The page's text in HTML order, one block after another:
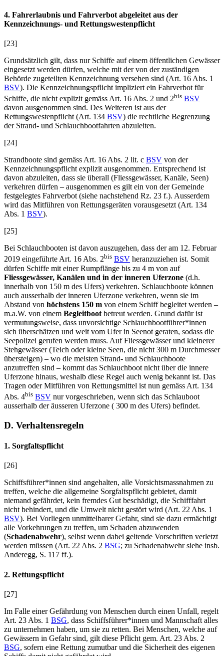
4. Fahrerlaubnis und Fahrverbot abgeleitet aus der
Kennzeichnungs- und Rettungswestenpflicht
[23]
Grundsätzlich gilt, dass nur Schiffe auf einem öffentlichen Gewässer
eingesetzt werden dürfen, welche mit der von der zuständigen
Behörde zugeteilten Kennzeichnung versehen sind (Art. 16 Abs. 1
BSV). Die Kennzeichnungspflicht impliziert ein Fahrverbot für
Schiffe, die nicht explizit gemäss Art. 16 Abs. 2 und 2bis BSV
davon ausgenommen sind. Des Weiteren ist aus der
Rettungswestenpflicht (Art. 134 BSV) die rechtliche Begrenzung
der Strand- und Schlauchbootfahrten abzuleiten.
[24]
Strandboote sind gemäss Art. 16 Abs. 2 lit. c BSV von der
Kennzeichnungspflicht explizit ausgenommen. Entsprechend ist
davon abzuleiten, dass sie überall (Fliessgewässer, Kanäle, Seen)
verkehren dürfen – ausgenommen es gilt ein von der Gemeinde
festgelegtes Fahrverbot (siehe nachstehend Rz. 23 f.). Ausserdem
wird das Mitführen von Rettungsgeräten vorausgesetzt (Art. 134
Abs. 1 BSV).
[25]
Bei Schlauchbooten ist davon auszugehen, dass der am 12. Februar
2019 eingeführte Art. 16 Abs. 2bis BSV heranzuziehen ist. Somit
dürfen Schiffe mit einer Rumpflänge bis zu 4 m von auf
Fliessgewässer, Kanälen und in der inneren Uferzone (d.h.
innerhalb von 150 m des Ufers) verkehren. Schlauchboote können
auch ausserhalb der inneren Uferzone verkehren, wenn sie im
Abstand von höchstens 150 m von einem Schiff begleitet werden –
m.a.W. von einem Begleitboot betreut werden. Grund dafür ist
vermutungsweise, dass unvorsichtige Schlauchbootführer*innen
sich überschätzen und weit vom Ufer in Seenot geraten, sodass die
Seepolizei gerufen werden muss. Auf Fliessgewässer und kleinerer
Stehgewässer (Teich oder kleine Seen, die nicht 300 m Durchmesser
übersteigen) – wo die meisten Strand- und Schlauchboote
anzutreffen sind – kommt das Schlauchboot nicht über die innere
Uferzone hinaus, weshalb diese Regel auch wenig bekannt ist. Das
Tragen oder Mitführen von Rettungsmittel ist nun gemäss Art. 134
Abs. 4bis BSV nur vorgeschrieben, wenn sich das Schlauboot
ausserhalb der äusseren Uferzone ( 300 m des Ufers) befindet.
D. Verhaltensregeln
1. Sorgfaltspflicht
[26]
Schiffsführer*innen sind angehalten, alle Vorsichtsmassnahmen zu
treffen, welche die allgemeine Sorgfaltspflicht gebietet, damit
niemand gefährdet, kein fremdes Gut beschädigt, die Schifffahrt
nicht behindert, und die Umwelt nicht gestört wird (Art. 22 Abs. 1
BSV). Bei Vorliegen unmittelbarer Gefahr, sind sie dazu ermächtigt
alle Vorkehrungen zu treffen, um Schaden abzuwenden
(Schadenabwehr), selbst wenn dabei geltende Vorschriften verletzt
werden müssen (Art. 22 Abs. 2 BSG; zu Schadenabwehr siehe insb.
Anderegg, S. 117 ff.).
2. Rettungspflicht
[27]
Im Falle einer Gefährdung von Menschen durch einen Unfall, regelt
Art. 23 Abs. 1 BSG, dass Schiffsführer*innen und Mannschaft alles
zu unternehmen haben, um sie zu retten. Bei Menschen, welche auf
Gewässern in Gefahr sind, gilt diese Pflicht gem. Art. 23 Abs. 2
BSG, sofern eine Rettung zumutbar und die Sicherheit des eigenen